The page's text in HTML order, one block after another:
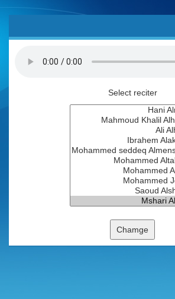
Select reciter